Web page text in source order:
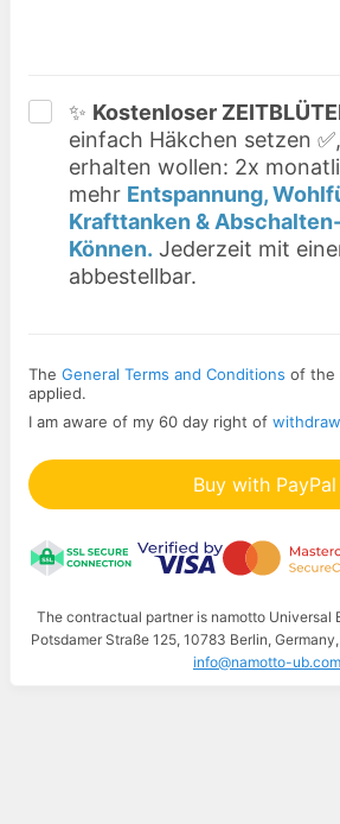
✨ Kostenloser
einfach Häkchen setzen
erhalten wollen: 2x
mehr Entspannung,
Krafttanken &
Können. Jederzeit mit
abbestellbar.
The General Terms and Conditions of the
applied.
I am aware of my 60 day right of
Buy with PayPal
The contractual partner is namotto Universal
Potsdamer Straße 125, 10783 Berlin,
info@namotto-ub.com